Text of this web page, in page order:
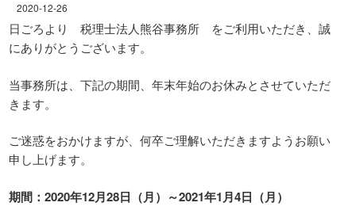
2020-12-26
日ごろより 税理士法人熊谷事務所 をご利用いただき、誠
にありがとうございます。
当事務所は、下記の期間、年末年始のお休みとさせていただ
きます。
ご迷惑をおかけますが、何卒ご理解いただきますようお願い
申し上げます。
期間：2020年12月28日（月）～2021年1月4日（月）